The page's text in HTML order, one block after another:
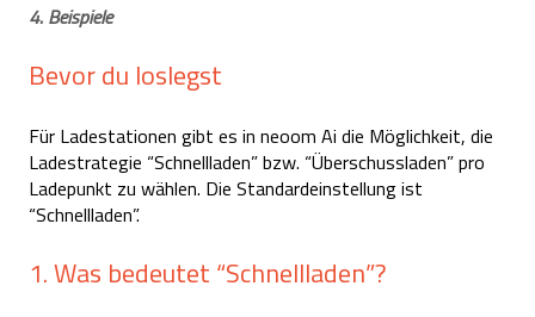
4. Beispiele
Bevor du loslegst
Für Ladestationen gibt es in neoom Ai die Möglichkeit, die
Ladestrategie “Schnellladen” bzw. “Überschussladen” pro
Ladepunkt zu wählen. Die Standardeinstellung ist
“Schnellladen”.
1. Was bedeutet “Schnellladen”?